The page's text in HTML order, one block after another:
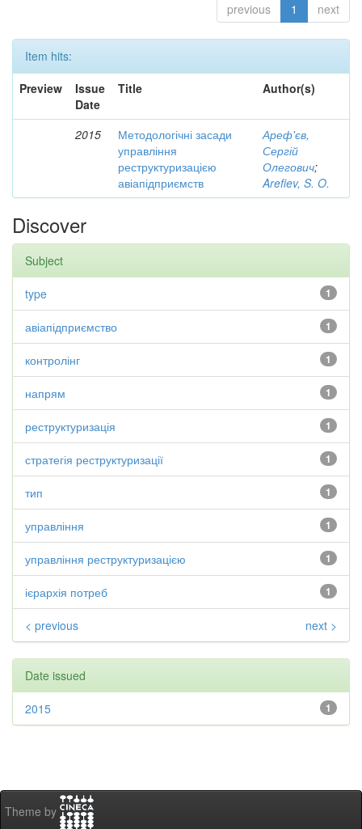
previous 1 next
Item hits:
Preview
Issue
Date
Title Author(s)
2015
Методологічні засади
управління
реструктуризацією
авіапідприємств
Ареф'єв,
Сергій
Олегович;
Arefiev, S. O.
Discover
Subject
1
type
1
авіапідприємство
1
контролінг
1
напрям
1
реструктуризація
1
стратегія реструктуризації
1
тип
1
управління
1
управління реструктуризацією
1
ієрархія потреб
< previous next >
Date issued
1
2015
Theme by